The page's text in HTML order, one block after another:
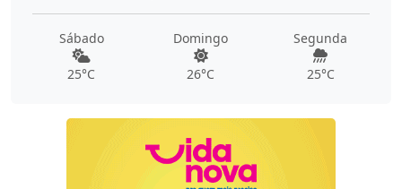
Sábado
25°C
Domingo
26°C
Segunda
25°C